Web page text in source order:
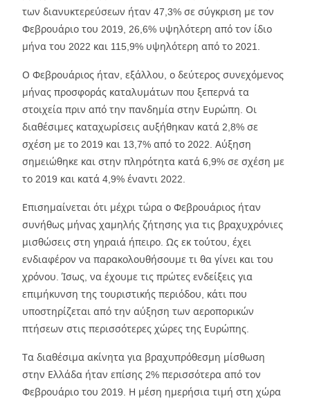
των διανυκτερεύσεων ήταν 47,3% σε σύγκριση με τον
Φεβρουάριο του 2019, 26,6% υψηλότερη από τον ίδιο
μήνα του 2022 και 115,9% υψηλότερη από το 2021.
Ο Φεβρουάριος ήταν, εξάλλου, ο δεύτερος συνεχόμενος
μήνας προσφοράς καταλυμάτων που ξεπερνά τα
στοιχεία πριν από την πανδημία στην Ευρώπη. Οι
διαθέσιμες καταχωρίσεις αυξήθηκαν κατά 2,8% σε
σχέση με το 2019 και 13,7% από το 2022. Αύξηση
σημειώθηκε και στην πληρότητα κατά 6,9% σε σχέση με
το 2019 και κατά 4,9% έναντι 2022.
Επισημαίνεται ότι μέχρι τώρα ο Φεβρουάριος ήταν
συνήθως μήνας χαμηλής ζήτησης για τις βραχυχρόνιες
μισθώσεις στη γηραιά ήπειρο. Ως εκ τούτου, έχει
ενδιαφέρον να παρακολουθήσουμε τι θα γίνει και του
χρόνου. Ίσως, να έχουμε τις πρώτες ενδείξεις για
επιμήκυνση της τουριστικής περιόδου, κάτι που
υποστηρίζεται από την αύξηση των αεροπορικών
πτήσεων στις περισσότερες χώρες της Ευρώπης.
Τα διαθέσιμα ακίνητα για βραχυπρόθεσμη μίσθωση
στην Ελλάδα ήταν επίσης 2% περισσότερα από τον
Φεβρουάριο του 2019. Η μέση ημερήσια τιμή στη χώρα